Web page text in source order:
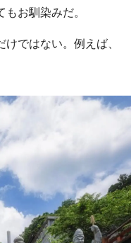
お馴染みだ。
ではない。例えば、